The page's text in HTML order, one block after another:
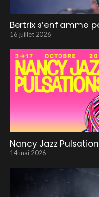
Bertrix s’enflamme
16 juillet 2026
Nancy Jazz
14 mai 2026